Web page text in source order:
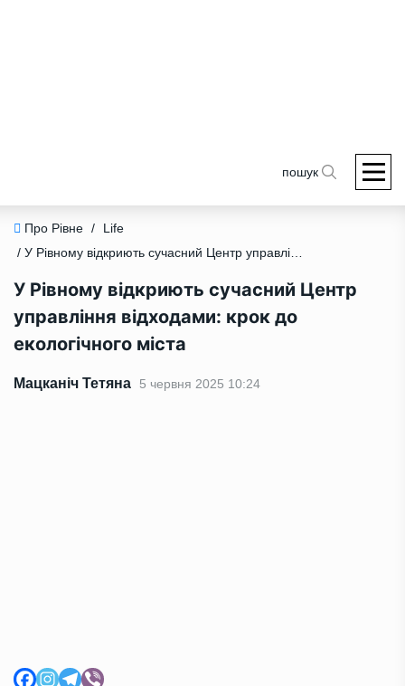
пошук
Про Рівне /
Life
/ У Рівному відкриють сучасний Центр управління відходами: крок до екологічного міста
У Рівному відкриють сучасний Центр
управління відходами: крок до
екологічного міста
Мацканіч Тетяна 5 червня 2025 10:24